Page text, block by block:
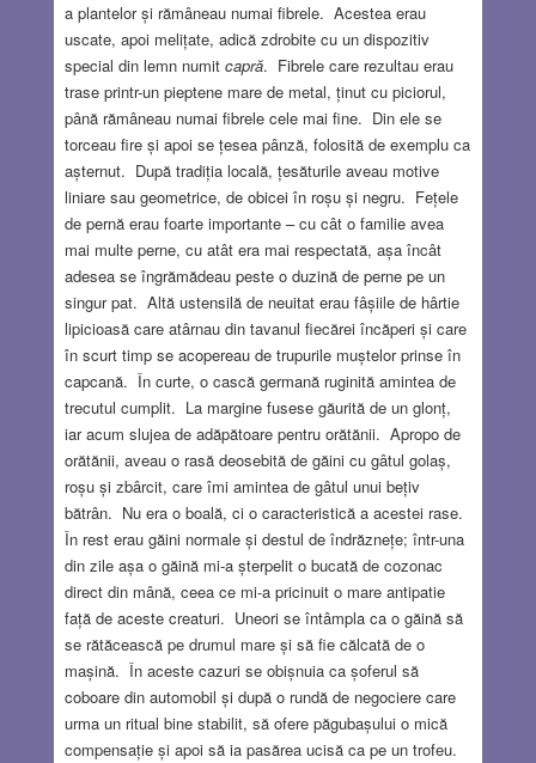
a plantelor și rămâneau numai fibrele. Acestea erau
uscate, apoi melițate, adică zdrobite cu un dispozitiv
special din lemn numit capră. Fibrele care rezultau erau
trase printr-un pieptene mare de metal, ținut cu piciorul,
până rămâneau numai fibrele cele mai fine. Din ele se
torceau fire și apoi se țesea pânză, folosită de exemplu ca
așternut. După tradiția locală, țesăturile aveau motive
liniare sau geometrice, de obicei în roșu și negru. Fețele
de pernă erau foarte importante – cu cât o familie avea
mai multe perne, cu atât era mai respectată, așa încât
adesea se îngrămădeau peste o duzină de perne pe un
singur pat. Altă ustensilă de neuitat erau fâșiile de hârtie
lipicioasă care atârnau din tavanul fiecărei încăperi și care
în scurt timp se acopereau de trupurile muștelor prinse în
capcană. În curte, o cască germană ruginită amintea de
trecutul cumplit. La margine fusese găurită de un glonț,
iar acum slujea de adăpătoare pentru orătănii. Apropo de
orătănii, aveau o rasă deosebită de găini cu gâtul golaș,
roșu și zbârcit, care îmi amintea de gâtul unui bețiv
bătrân. Nu era o boală, ci o caracteristică a acestei rase.
În rest erau găini normale și destul de îndrăznețe; într-una
din zile așa o găină mi-a șterpelit o bucată de cozonac
direct din mână, ceea ce mi-a pricinuit o mare antipatie
față de aceste creaturi. Uneori se întâmpla ca o găină să
se rătăcească pe drumul mare și să fie călcată de o
mașină. În aceste cazuri se obișnuia ca șoferul să
coboare din automobil și după o rundă de negociere care
urma un ritual bine stabilit, să ofere păgubașului o mică
compensație și apoi să ia pasărea ucisă ca pe un trofeu.